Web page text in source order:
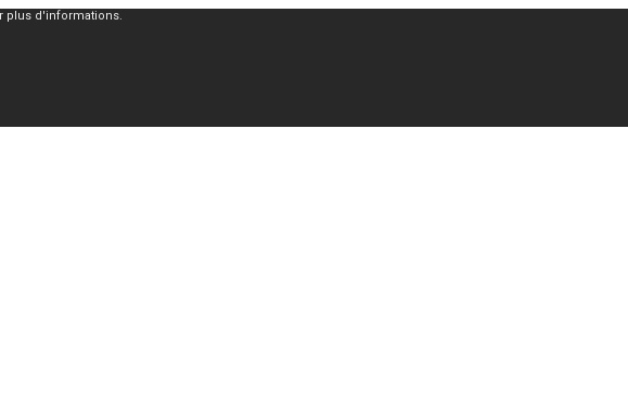
plus d'informations.